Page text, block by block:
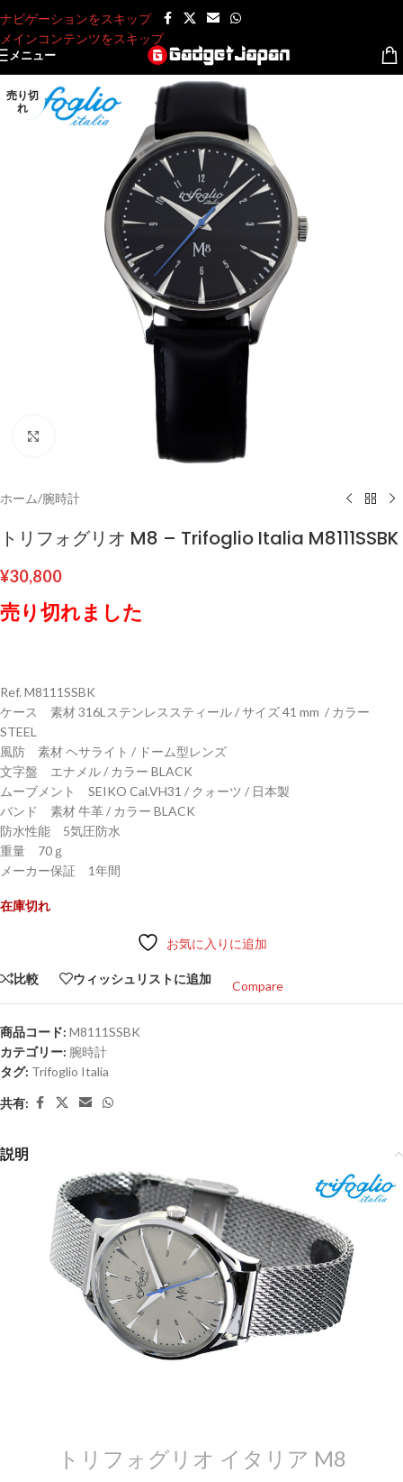
ナビゲーションをスキップ
メインコンテンツをスキップ
メニュー
売り切
れ
ホーム/腕時計
トリフォグリオ M8 – Trifoglio Italia M8111SSBK
¥30,800
売り切れました
Ref. M8111SSBK
ケース 素材 316Lステンレススティール / サイズ 41 mm / カラー
STEEL
風防 素材 ヘサライト / ドーム型レンズ
文字盤 エナメル / カラー BLACK
ムーブメント SEIKO Cal.VH31 / クォーツ / 日本製
バンド 素材 牛革 / カラー BLACK
防水性能 5気圧防水
重量 70ｇ
メーカー保証 1年間
在庫切れ
お気に入りに追加
比較 ウィッシュリストに追加
Compare
商品コード: M8111SSBK
カテゴリー: 腕時計
タグ: Trifoglio Italia
共有:
説明
トリフォグリオ イタリア M8